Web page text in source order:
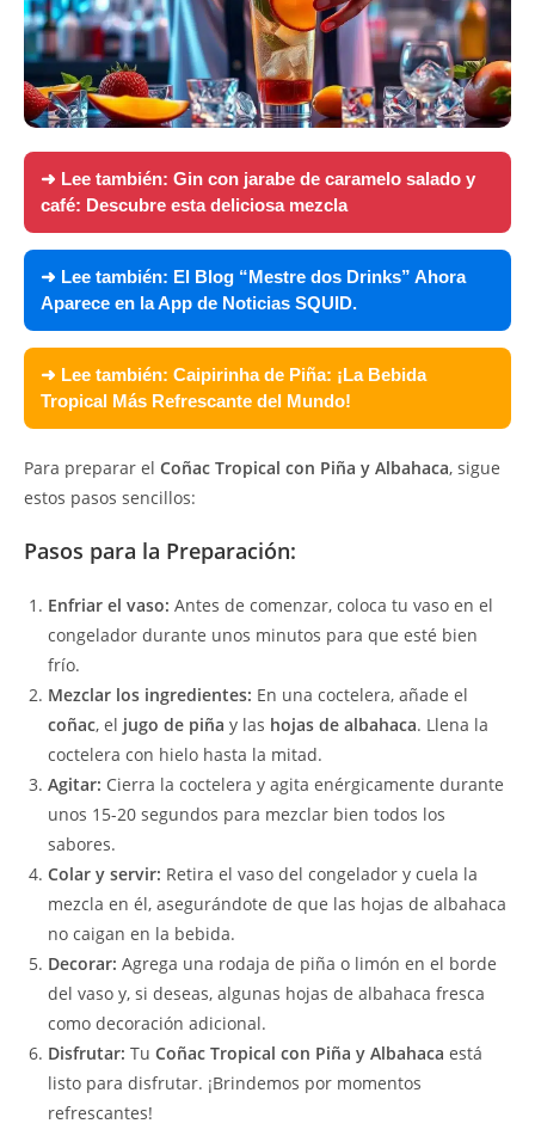
➜ Lee también: Gin con jarabe de caramelo salado y
café: Descubre esta deliciosa mezcla
➜ Lee también: El Blog “Mestre dos Drinks” Ahora
Aparece en la App de Noticias SQUID.
➜ Lee también: Caipirinha de Piña: ¡La Bebida
Tropical Más Refrescante del Mundo!
Para preparar el Coñac Tropical con Piña y Albahaca, sigue
estos pasos sencillos:
Pasos para la Preparación:
Enfriar el vaso: Antes de comenzar, coloca tu vaso en el
congelador durante unos minutos para que esté bien
frío.
Mezclar los ingredientes: En una coctelera, añade el
coñac, el jugo de piña y las hojas de albahaca. Llena la
coctelera con hielo hasta la mitad.
Agitar: Cierra la coctelera y agita enérgicamente durante
unos 15-20 segundos para mezclar bien todos los
sabores.
Colar y servir: Retira el vaso del congelador y cuela la
mezcla en él, asegurándote de que las hojas de albahaca
no caigan en la bebida.
Decorar: Agrega una rodaja de piña o limón en el borde
del vaso y, si deseas, algunas hojas de albahaca fresca
como decoración adicional.
Disfrutar: Tu Coñac Tropical con Piña y Albahaca está
listo para disfrutar. ¡Brindemos por momentos
refrescantes!